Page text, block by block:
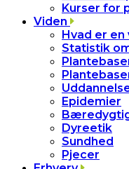
Kurser for
Viden
Hvad er
Statistik
Epidemier
Dyreetik
Sundhed
Pjecer